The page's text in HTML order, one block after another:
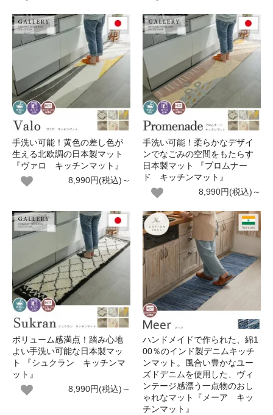
手洗い可能！黄色の差し色が
生える北欧調の日本製マット
『ヴァロ キッチンマット』
8,990円(税込)～
手洗い可能！柔らかなデザイ
ンでなごみの空間をもたらす
日本製マット 『プロムナー
ド キッチンマット』
8,990円(税込)～
ボリューム感満点！踏み心地
よい手洗い可能な日本製マッ
ト 『シュクラン キッチンマ
ット』
8,990円(税込)～
ハンドメイドで作られた、綿1
00％のインド製デニムキッチ
ンマット。風合い豊かなユー
ズドデニムを使用した、ヴィ
ンテージ感漂う一点物のおし
ゃれなマット『メーア キッ
チンマット』